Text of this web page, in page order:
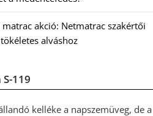
akció: Netmatrac szakértői
alváshoz
119
kelléke a napszemüveg, de a